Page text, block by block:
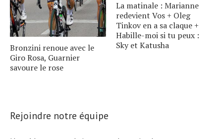
Bronzini renoue avec le
Giro Rosa, Guarnier
savoure le rose
La matinale : Marianne
redevient Vos + Oleg
Tinkov en a sa claque +
Habille-moi si tu peux :
Sky et Katusha
Rejoindre notre équipe